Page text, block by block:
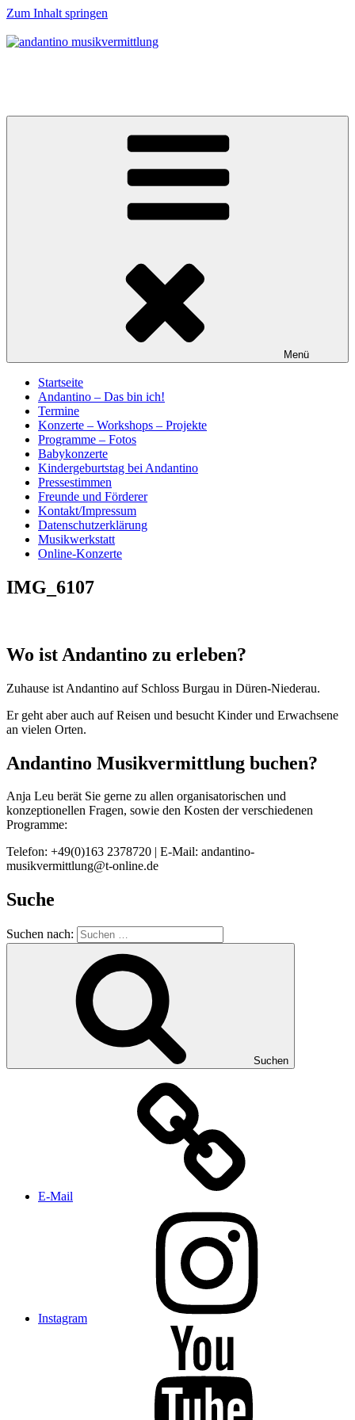
Zum Inhalt springen
Menü
Startseite
Andantino – Das bin ich!
Termine
Konzerte – Workshops – Projekte
Programme – Fotos
Babykonzerte
Kindergeburtstag bei Andantino
Pressestimmen
Freunde und Förderer
Kontakt/Impressum
Datenschutzerklärung
Musikwerkstatt
Online-Konzerte
IMG_6107
Wo ist Andantino zu erleben?
Zuhause ist Andantino auf Schloss Burgau in Düren-Niederau.
Er geht aber auch auf Reisen und besucht Kinder und Erwachsene
an vielen Orten.
Andantino Musikvermittlung buchen?
Anja Leu berät Sie gerne zu allen organisatorischen und
konzeptionellen Fragen, sowie den Kosten der verschiedenen
Programme:
Telefon: +49(0)163 2378720 | E-Mail: andantino-
musikvermittlung@t-online.de
Suche
Suchen nach:
Suchen
E-Mail
Instagram